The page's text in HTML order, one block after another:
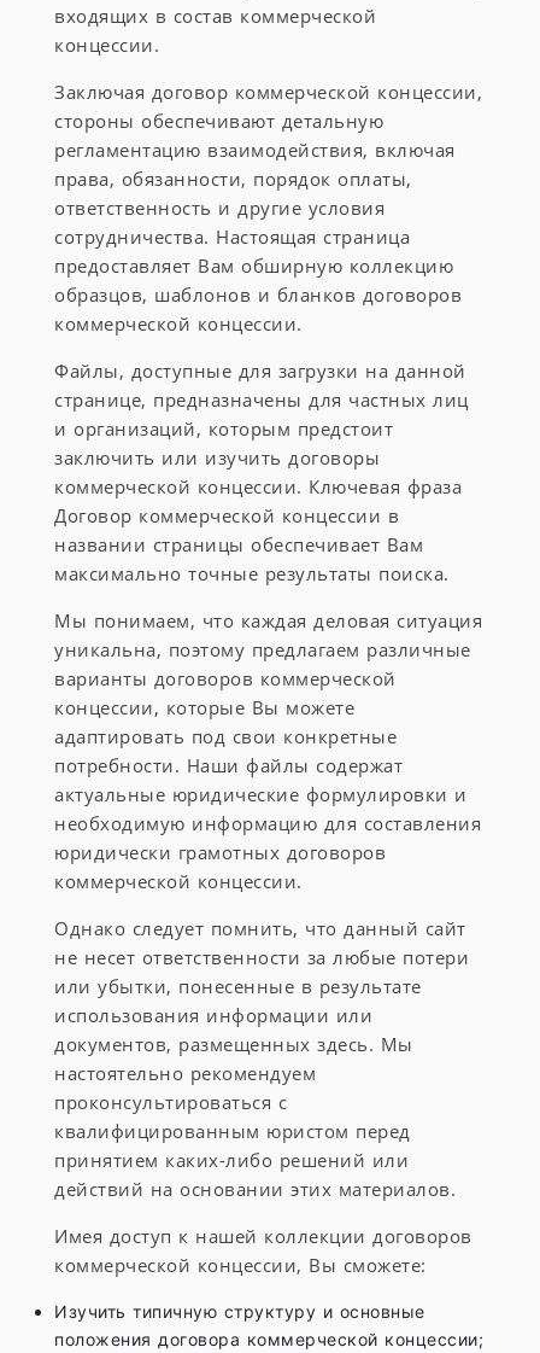
входящих в состав коммерческой
концессии.
Заключая договор коммерческой концессии,
стороны обеспечивают детальную
регламентацию взаимодействия, включая
права, обязанности, порядок оплаты,
ответственность и другие условия
сотрудничества. Настоящая страница
предоставляет Вам обширную коллекцию
образцов, шаблонов и бланков договоров
коммерческой концессии.
Файлы, доступные для загрузки на данной
странице, предназначены для частных лиц
и организаций, которым предстоит
заключить или изучить договоры
коммерческой концессии. Ключевая фраза
Договор коммерческой концессии в
названии страницы обеспечивает Вам
максимально точные результаты поиска.
Мы понимаем, что каждая деловая ситуация
уникальна, поэтому предлагаем различные
варианты договоров коммерческой
концессии, которые Вы можете
адаптировать под свои конкретные
потребности. Наши файлы содержат
актуальные юридические формулировки и
необходимую информацию для составления
юридически грамотных договоров
коммерческой концессии.
Однако следует помнить, что данный сайт
не несет ответственности за любые потери
или убытки, понесенные в результате
использования информации или
документов, размещенных здесь. Мы
настоятельно рекомендуем
проконсультироваться с
квалифицированным юристом перед
принятием каких-либо решений или
действий на основании этих материалов.
Имея доступ к нашей коллекции договоров
коммерческой концессии, Вы сможете:
Изучить типичную структуру и основные
положения договора коммерческой концессии;